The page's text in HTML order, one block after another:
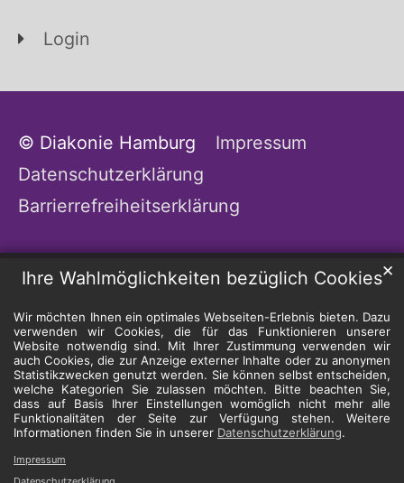
Ihre Wahlmöglichkeiten bezüglich Cookies
Wir möchten Ihnen ein optimales Webseiten-Erlebnis bieten. Dazu
verwenden wir Cookies, die für das Funktionieren unserer
Website notwendig sind. Mit Ihrer Zustimmung verwenden wir
auch Cookies, die zur Anzeige externer Inhalte oder zu anonymen
Statistikzwecken genutzt werden. Sie können selbst entscheiden,
welche Kategorien Sie zulassen möchten. Bitte beachten Sie,
dass auf Basis Ihrer Einstellungen womöglich nicht mehr alle
Funktionalitäten der Seite zur Verfügung stehen. Weitere
Informationen finden Sie in unserer Datenschutzerklärung.
✕
Impressum
Login
© Diakonie Hamburg
Impressum
Datenschutzerklärung
Barrierrefreiheitserklärung